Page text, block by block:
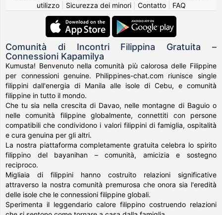
utilizzo| Sicurezza dei minori| Contatto| FAQ
Comunità di Incontri Filippina Gratuita –
Connessioni Kapamilya
Kumusta! Benvenuto nella comunità più calorosa delle Filippine
per connessioni genuine. Philippines-chat.com riunisce single
filippini dall'energia di Manila alle isole di Cebu, e comunità
filippine in tutto il mondo.
Che tu sia nella crescita di Davao, nelle montagne di Baguio o
nelle comunità filippine globalmente, connettiti con persone
compatibili che condividono i valori filippini di famiglia, ospitalità
e cura genuina per gli altri.
La nostra piattaforma completamente gratuita celebra lo spirito
filippino del bayanihan – comunità, amicizia e sostegno
reciproco.
Migliaia di filippini hanno costruito relazioni significative
attraverso la nostra comunità premurosa che onora sia l'eredità
delle isole che le connessioni filippine globali.
Sperimenta il leggendario calore filippino costruendo relazioni